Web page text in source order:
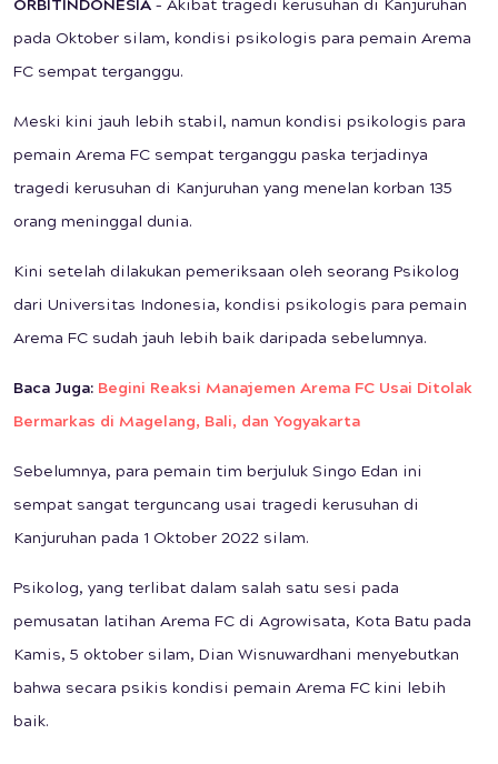
ORBITINDONESIA – Akibat tragedi kerusuhan di Kanjuruhan
pada Oktober silam, kondisi psikologis para pemain Arema
FC sempat terganggu.
Meski kini jauh lebih stabil, namun kondisi psikologis para
pemain Arema FC sempat terganggu paska terjadinya
tragedi kerusuhan di Kanjuruhan yang menelan korban 135
orang meninggal dunia.
Kini setelah dilakukan pemeriksaan oleh seorang Psikolog
dari Universitas Indonesia, kondisi psikologis para pemain
Arema FC sudah jauh lebih baik daripada sebelumnya.
Baca Juga: Begini Reaksi Manajemen Arema FC Usai Ditolak
Bermarkas di Magelang, Bali, dan Yogyakarta
Sebelumnya, para pemain tim berjuluk Singo Edan ini
sempat sangat terguncang usai tragedi kerusuhan di
Kanjuruhan pada 1 Oktober 2022 silam.
Psikolog, yang terlibat dalam salah satu sesi pada
pemusatan latihan Arema FC di Agrowisata, Kota Batu pada
Kamis, 5 oktober silam, Dian Wisnuwardhani menyebutkan
bahwa secara psikis kondisi pemain Arema FC kini lebih
baik.